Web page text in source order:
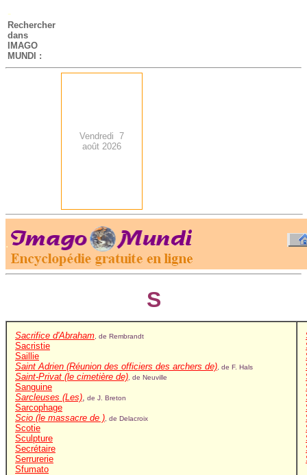
-
Rechercher
dans
IMAGO
MUNDI :
Vendredi 7
août 2026
.
S
Sacrifice d'Abraham , de Rembrandt
Sacristie
Saillie
Saint Adrien (Réunion des officiers des archers de) , de F. Hals
Saint-Privat (le cimetière de) , de Neuville
Sanguine
Sarcleuses (Les), de J. Breton
Sarcophage
Scio (le massacre de ) , de Delacroix
Scotie
Sculpture
Secrétaire
Serrurerie
Sfumato